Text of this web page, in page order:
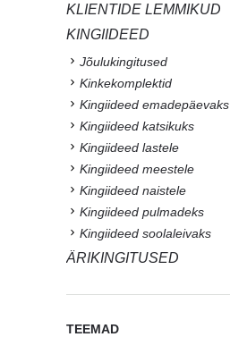
KLIENTIDE LEMMIKUD
KINGIIDEED
Jõulukingitused
Kinkekomplektid
Kingiideed emadepäevaks
Kingiideed katsikuks
Kingiideed lastele
Kingiideed meestele
Kingiideed naistele
Kingiideed pulmadeks
Kingiideed soolaleivaks
ÄRIKINGITUSED
TEEMAD